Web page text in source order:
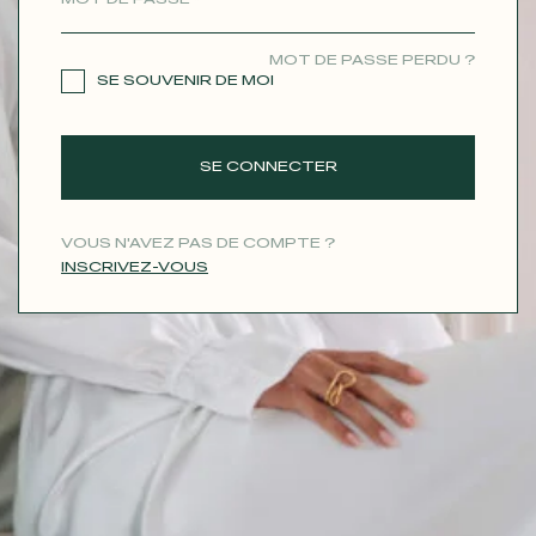
MOT DE PASSE PERDU ?
SE SOUVENIR DE MOI
SE CONNECTER
VOUS N'AVEZ PAS DE COMPTE ?
INSCRIVEZ-VOUS